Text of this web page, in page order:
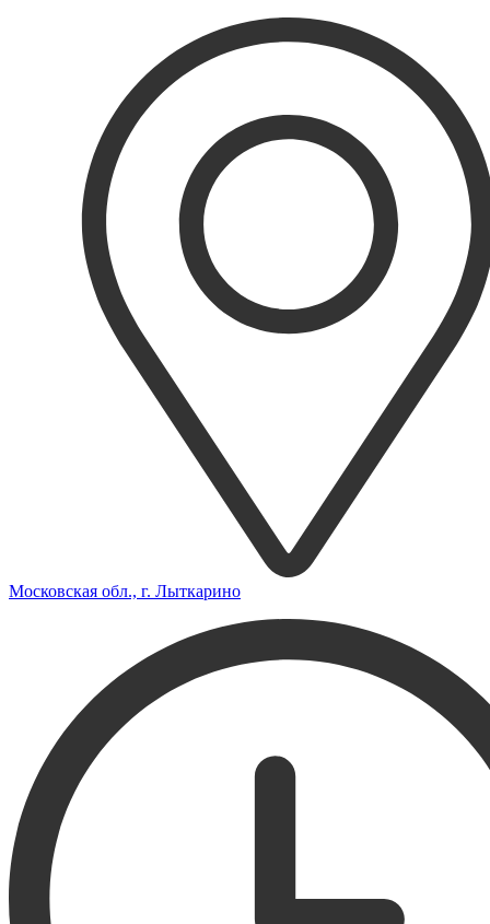
Московская обл., г. Лыткарино